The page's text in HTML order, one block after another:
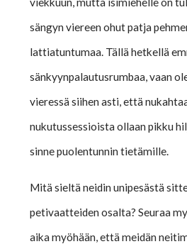
sängyn viereen ohut patja
lattiatuntumaa. Tällä hetkellä
sänkyynpalautusrumbaa, vaan
vieressä siihen asti, että
nukutussessioista ollaan pikku
sinne puolentunnin tietämille.
Mitä sieltä neidin unipesästä
petivaatteiden osalta? Seuraa
aika myöhään, että meidän